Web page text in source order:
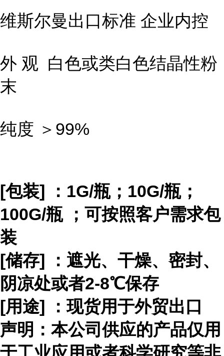
维斯尔曼出口标准 企业内控
外 观 白色或类白色结晶性粉
末
纯度 ＞99%
[包装] ： 1G/瓶；10G/瓶；
100G/瓶
； 可按照客户需求包
装
[储存] ：遮光、干燥、密封、
阴凉处或者2-8℃保存
[用途] ：现货用于外贸出口
声明：本公司供应的产品仅用